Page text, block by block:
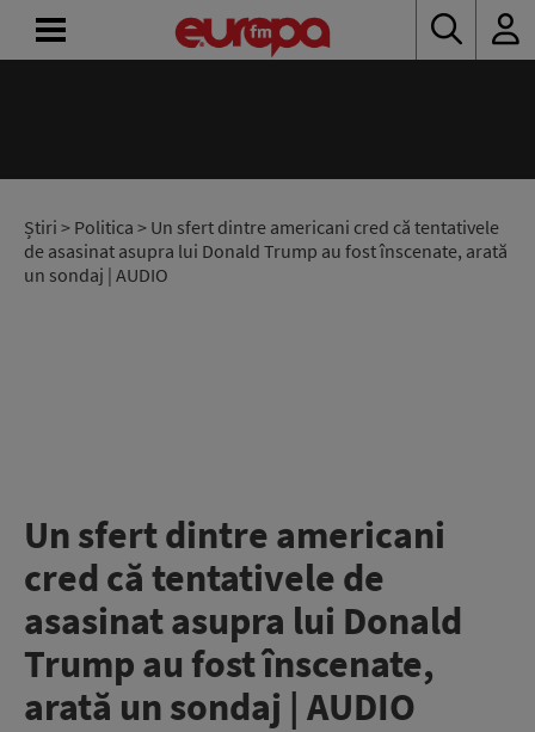
Știri > Politica > Un sfert dintre americani cred că tentativele
de asasinat asupra lui Donald Trump au fost înscenate, arată
un sondaj | AUDIO
Un sfert dintre americani
cred că tentativele de
asasinat asupra lui Donald
Trump au fost înscenate,
arată un sondaj | AUDIO
RADIO
CONCURSURI